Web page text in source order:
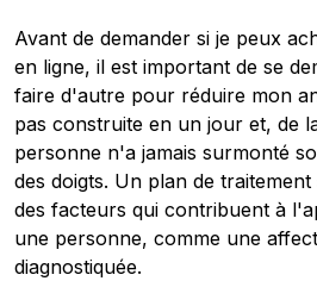
Avant de demander si je peux
en ligne, il est important de se
faire d'autre pour réduire mon
pas construite en un jour et, de
personne n'a jamais surmonté
des doigts. Un plan de
des facteurs qui contribuent à
une personne, comme une
diagnostiquée.